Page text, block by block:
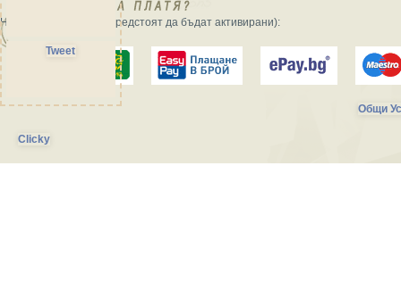
Начини на плащане (предстоят да бъдат активирани):
Общи
Clicky
Tweet